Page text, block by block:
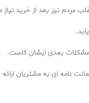
مردم نیز بعد از خرید
مشکلات بعدی ایشان کاست.
نامه ای به مشتریان